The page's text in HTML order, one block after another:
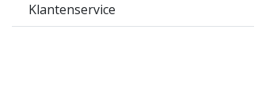
Klantenservice